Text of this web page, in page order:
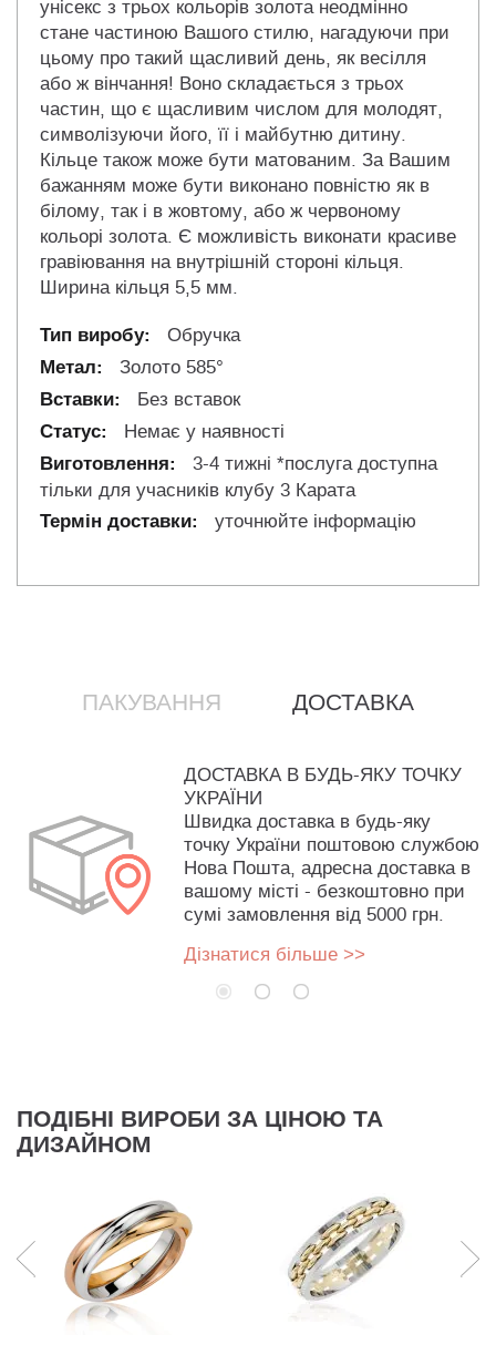
унісекс з трьох кольорів золота неодмінно
стане частиною Вашого стилю, нагадуючи при
цьому про такий щасливий день, як весілля
або ж вінчання! Воно складається з трьох
частин, що є щасливим числом для молодят,
символізуючи його, її і майбутню дитину.
Кільце також може бути матованим. За Вашим
бажанням може бути виконано повністю як в
білому, так і в жовтому, або ж червоному
кольорі золота. Є можливість виконати красиве
гравіювання на внутрішній стороні кільця.
Ширина кільця 5,5 мм.
Обручка
Золото 585°
Без вставок
Немає у наявності
3-4 тижні *послуга доступна
тільки для учасників клубу 3 Карата
уточнюйте інформацію
ПАКУВАННЯ ДОСТАВКА
ДОСТАВКА В БУДЬ-ЯКУ ТОЧКУ
УКРАЇНИ
Швидка доставка в будь-яку
точку України поштовою службою
Нова Пошта, адресна доставка в
вашому місті - безкоштовно при
сумі замовлення від 5000 грн.
Дізнатися більше >>
ПОДІБНІ ВИРОБИ ЗА ЦІНОЮ ТА
ДИЗАЙНОМ